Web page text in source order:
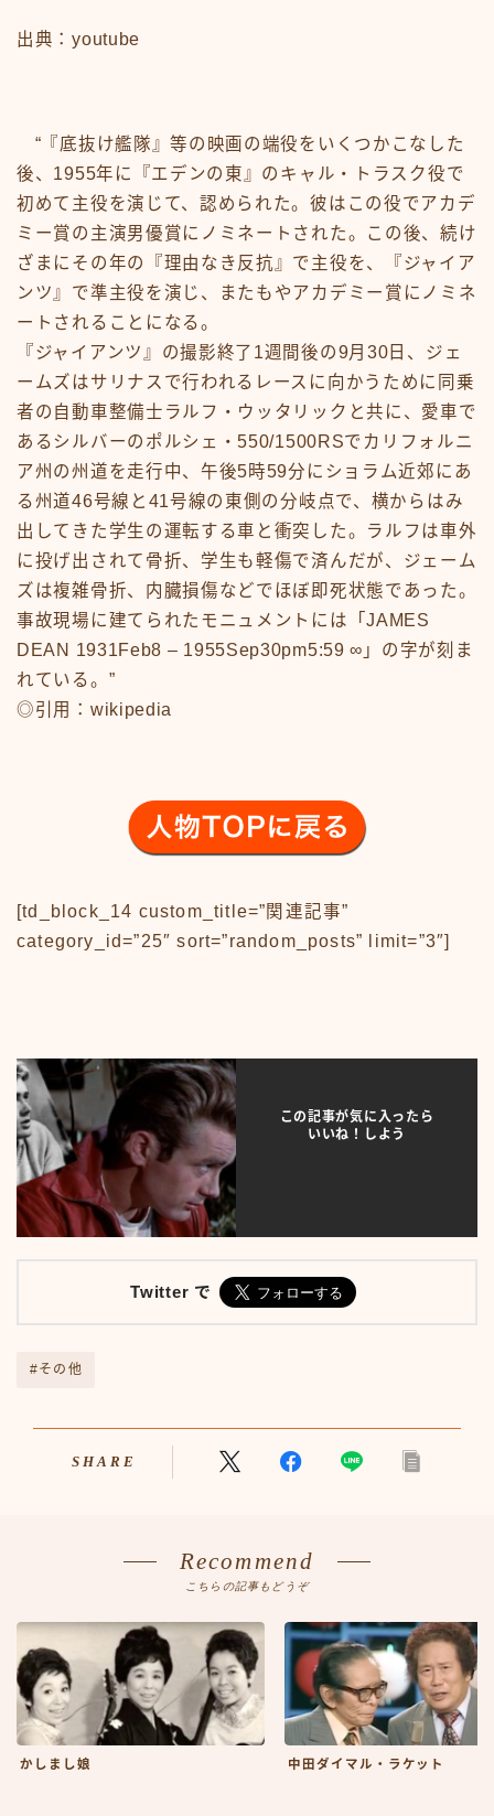
あの頃のいろいろその他
おもちゃ50-59
おもちゃ60-69
おもちゃ70-79
おもちゃ80-89
おもちゃその他
アニメ50-59
アニメ60-69
アニメ70-79
アニメ80-89
アニメその他
サンプルページ
テレビ番組
テレビ番組50-59
テレビ番組60-69
テレビ番組70-79
テレビ番組80-89
デモプリセット記事 #1
バイク
バイク50-59
バイク60-69
バイク70-79
プライバシーポリシー
プライバシーポリシー
人物50-59
人物60-69
伝説のアンプ広告
出来事
出来事50-59
出来事60-69
出来事70-79
出来事80-89
出来事その他
利用規約／特定商取引法に基づく表記
外車50-59
外車その他
日本車80-89
日本車その他
旧車TOP
映画
映画50-59
映画60-69
出典：youtube
“『底抜け艦隊』等の映画の端役をいくつかこなした
後、1955年に『エデンの東』のキャル・トラスク役で
初めて主役を演じて、認められた。彼はこの役でアカデ
ミー賞の主演男優賞にノミネートされた。この後、続け
ざまにその年の『理由なき反抗』で主役を、『ジャイア
ンツ』で準主役を演じ、またもやアカデミー賞にノミネ
ートされることになる。
『ジャイアンツ』の撮影終了1週間後の9月30日、ジェ
ームズはサリナスで行われるレースに向かうために同乗
者の自動車整備士ラルフ・ウッタリックと共に、愛車で
あるシルバーのポルシェ・550/1500RSでカリフォルニ
ア州の州道を走行中、午後5時59分にショラム近郊にあ
る州道46号線と41号線の東側の分岐点で、横からはみ
出してきた学生の運転する車と衝突した。ラルフは車外
に投げ出されて骨折、学生も軽傷で済んだが、ジェーム
ズは複雑骨折、内臓損傷などでほぼ即死状態であった。
事故現場に建てられたモニュメントには「JAMES
DEAN 1931Feb8 – 1955Sep30pm5:59 ∞」の字が刻ま
れている。”
◎引用：wikipedia
[td_block_14 custom_title=”関連記事”
category_id=”25″ sort=”random_posts” limit=”3″]
この記事が気に入ったら
いいね！しよう
Twitter で
#その他
SHARE
Recommend
こちらの記事もどうぞ
かしまし娘 中田ダイマル・ラケット